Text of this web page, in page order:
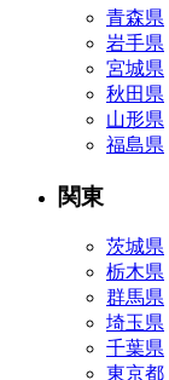
青森県
岩手県
宮城県
秋田県
山形県
福島県
関東
茨城県
栃木県
群馬県
埼玉県
千葉県
東京都